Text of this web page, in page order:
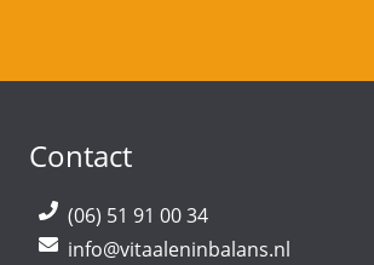
Contact
(06) 51 91 00 34
info@vitaaleninbalans.nl